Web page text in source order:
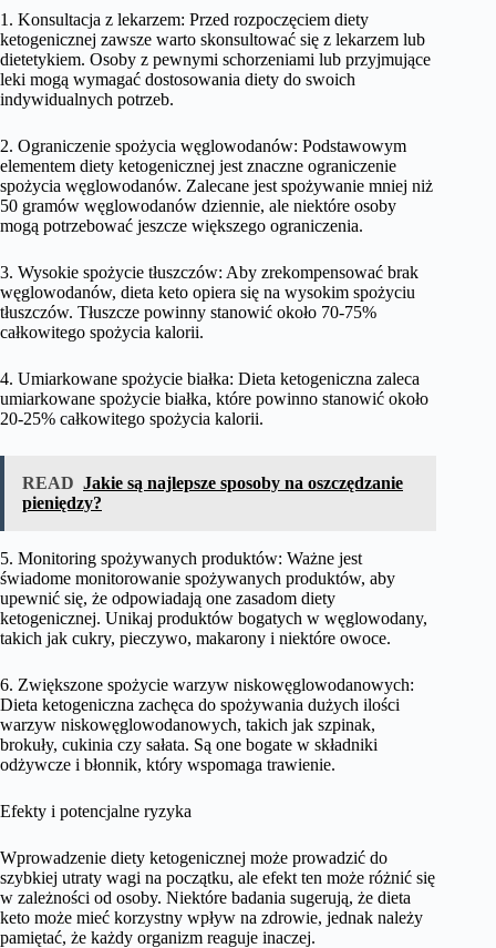
1. Konsultacja z lekarzem: Przed rozpoczęciem diety
ketogenicznej zawsze warto skonsultować się z lekarzem lub
dietetykiem. Osoby z pewnymi schorzeniami lub przyjmujące
leki mogą wymagać dostosowania diety do swoich
indywidualnych potrzeb.
2. Ograniczenie spożycia węglowodanów: Podstawowym
elementem diety ketogenicznej jest znaczne ograniczenie
spożycia węglowodanów. Zalecane jest spożywanie mniej niż
50 gramów węglowodanów dziennie, ale niektóre osoby
mogą potrzebować jeszcze większego ograniczenia.
3. Wysokie spożycie tłuszczów: Aby zrekompensować brak
węglowodanów, dieta keto opiera się na wysokim spożyciu
tłuszczów. Tłuszcze powinny stanowić około 70-75%
całkowitego spożycia kalorii.
4. Umiarkowane spożycie białka: Dieta ketogeniczna zaleca
umiarkowane spożycie białka, które powinno stanowić około
20-25% całkowitego spożycia kalorii.
READ Jakie są najlepsze sposoby na oszczędzanie
pieniędzy?
5. Monitoring spożywanych produktów: Ważne jest
świadome monitorowanie spożywanych produktów, aby
upewnić się, że odpowiadają one zasadom diety
ketogenicznej. Unikaj produktów bogatych w węglowodany,
takich jak cukry, pieczywo, makarony i niektóre owoce.
6. Zwiększone spożycie warzyw niskowęglowodanowych:
Dieta ketogeniczna zachęca do spożywania dużych ilości
warzyw niskowęglowodanowych, takich jak szpinak,
brokuły, cukinia czy sałata. Są one bogate w składniki
odżywcze i błonnik, który wspomaga trawienie.
Efekty i potencjalne ryzyka
Wprowadzenie diety ketogenicznej może prowadzić do
szybkiej utraty wagi na początku, ale efekt ten może różnić się
w zależności od osoby. Niektóre badania sugerują, że dieta
keto może mieć korzystny wpływ na zdrowie, jednak należy
pamiętać, że każdy organizm reaguje inaczej.